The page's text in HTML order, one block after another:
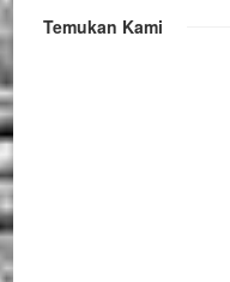
Temukan Kami